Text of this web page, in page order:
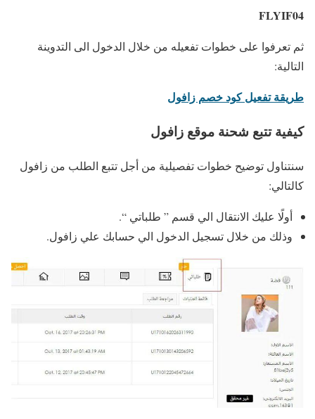
FLYIF04
ثم تعرفوا على خطوات تفعيله من خلال الدخول الى التدوينة
التالية:
طريقة تفعيل كود خصم زافول
كيفية تتبع شحنة موقع زافول
سنتناول توضيح خطوات تفصيلية من أجل تتبع الطلب من زافول
كالتالي:
أولًا عليك الانتقال الي قسم ” طلباتي “.
وذلك من خلال تسجيل الدخول الي حسابك علي زافول.